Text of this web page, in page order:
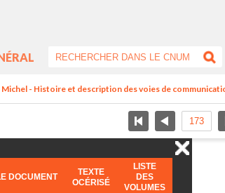
Michel - Histoire et description des voies de
DOCUMENT
TEXTE
OCÉRISÉ
LISTE
DES
VOLUMES